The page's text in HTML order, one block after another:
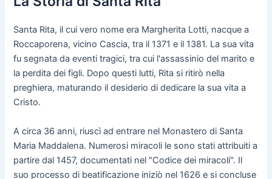
Santa Rita, il cui vero nome era Margherita Lotti, nacque a
Roccaporena, vicino Cascia, tra il 1371 e il 1381. La sua vita
fu segnata da eventi tragici, tra cui l'assassinio del marito e
la perdita dei figli. Dopo questi lutti, Rita si ritirò nella
preghiera, maturando il desiderio di dedicare la sua vita a
Cristo.
A circa 36 anni, riuscì ad entrare nel Monastero di Santa
Maria Maddalena. Numerosi miracoli le sono stati attribuiti a
partire dal 1457, documentati nel "Codice dei miracoli". Il
suo processo di beatificazione iniziò nel 1626 e si concluse